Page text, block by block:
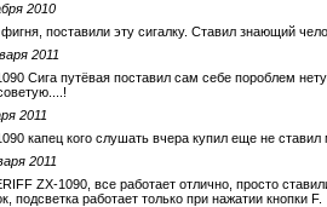
2010
фигня, поставили эту сигалку. Ставил знающий
2011
Сига путёвая поставил сам себе пороблем
2011
капец кого слушать вчера купил еще не ставил
2011
ZX-1090, все работает отлично, просто
подсветка работает только при нажатии кнопки F.